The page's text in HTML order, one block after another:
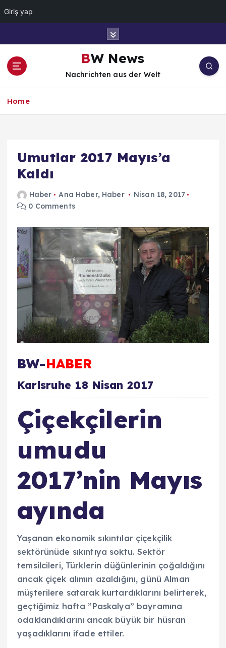
Giriş yap
BW News
Nachrichten aus der Welt
Home
Umutlar 2017 Mayıs’a
Kaldı
Haber Ana Haber, Haber
Nisan 18, 2017
0 Comments
BW-HABER
Karlsruhe 18 Nisan 2017
Çiçekçilerin
umudu
2017’nin Mayıs
ayında
Yaşanan ekonomik sıkıntılar çiçekçilik
sektörünüde sıkıntıya soktu. Sektör
temsilcileri, Türklerin düğünlerinin çoğaldığını
ancak çiçek alımın azaldığını, günü Alman
müşterilere satarak kurtardıklarını belirterek,
geçtiğimiz hafta ”Paskalya” bayramına
odaklandıklarını ancak büyük bir hüsran
yaşadıklarını ifade ettiler.